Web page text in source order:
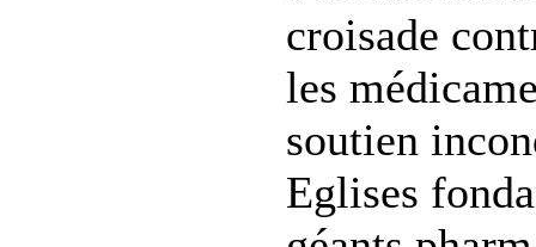
croisade
les
soutien
Eglises